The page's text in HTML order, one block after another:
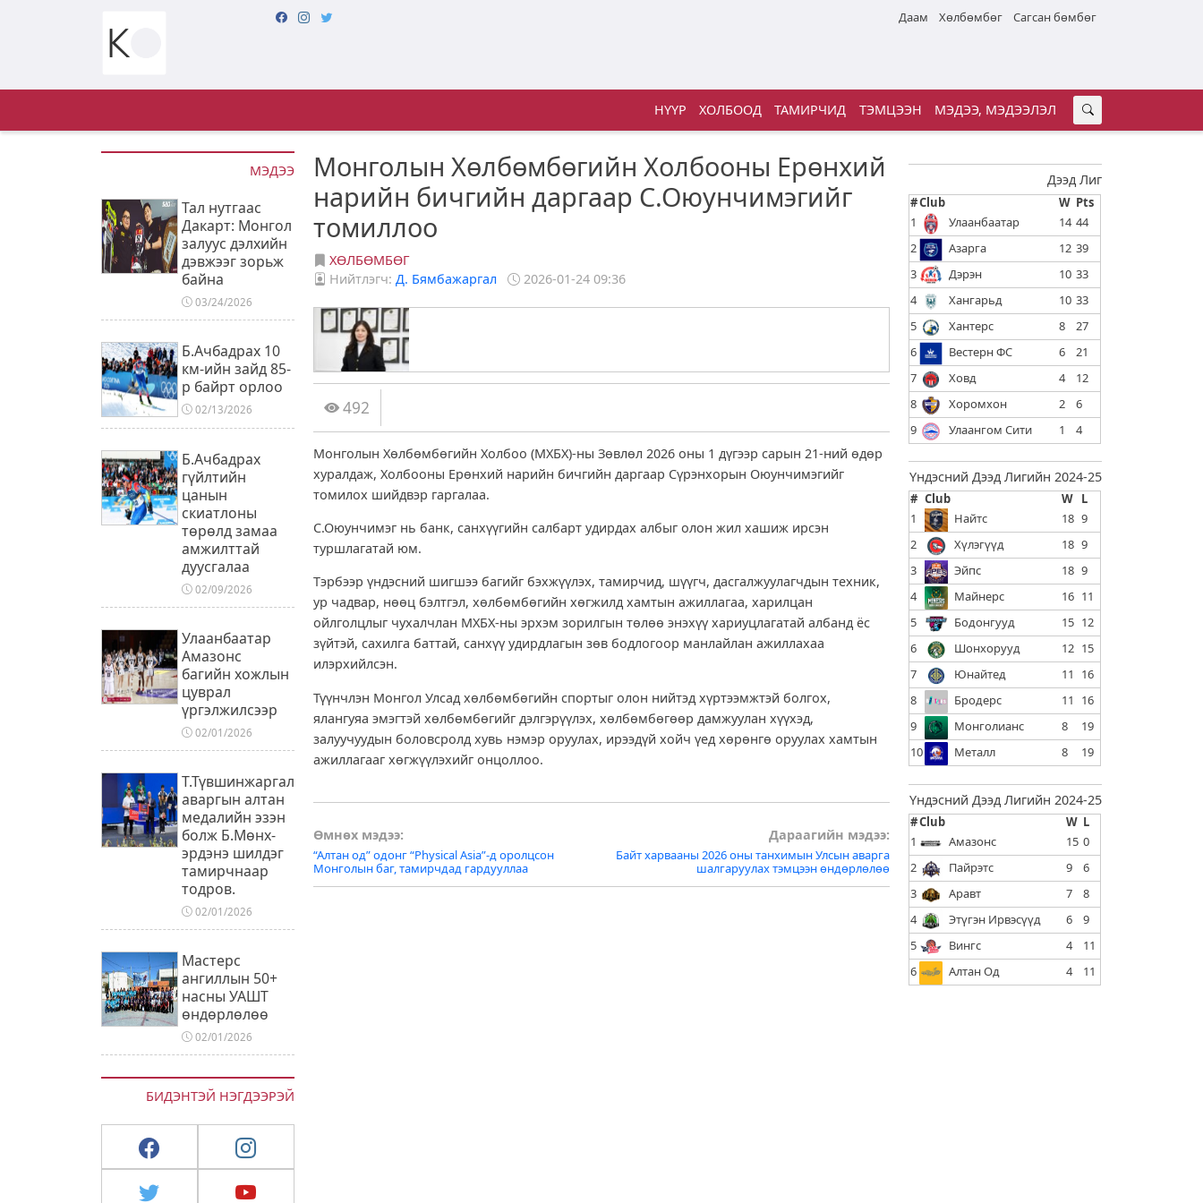
Даам Хөлбөмбөг Сагсан бөмбөг
НҮҮР ХОЛБООД ТАМИРЧИД ТЭМЦЭЭН МЭДЭЭ, МЭДЭЭЛЭЛ
МЭДЭЭ
Тал нутгаас
Дакарт: Монгол
залуус дэлхийн
дэвжээг зорьж
байна
03/24/2026
Б.Ачбадрах 10
км-ийн зайд 85-
р байрт орлоо
02/13/2026
Б.Ачбадрах
гүйлтийн
цанын
скиатлоны
төрөлд замаа
амжилттай
дуусгалаа
02/09/2026
Улаанбаатар
Амазонс
багийн хожлын
цуврал
үргэлжилсээр
02/01/2026
Т.Түвшинжаргал
аваргын алтан
медалийн эзэн
болж Б.Мөнх-
эрдэнэ шилдэг
тамирчнаар
тодров.
02/01/2026
Мастерс
ангиллын 50+
насны УАШТ
өндөрлөлөө
02/01/2026
БИДЭНТЭЙ НЭГДЭЭРЭЙ
Монголын Хөлбөмбөгийн Холбооны Ерөнхий
нарийн бичгийн даргаар С.Оюунчимэгийг
томиллоо
ХӨЛБӨМБӨГ
Нийтлэгч:Д. Бямбажаргал 2026-01-24 09:36
492
Монголын Хөлбөмбөгийн Холбоо (МХБХ)-ны Зөвлөл 2026 оны 1 дүгээр сарын 21-ний өдөр
хуралдаж, Холбооны Ерөнхий нарийн бичгийн даргаар Сүрэнхорын Оюунчимэгийг
томилох шийдвэр гаргалаа.
С.Оюунчимэг нь банк, санхүүгийн салбарт удирдах албыг олон жил хашиж ирсэн
туршлагатай юм.
Тэрбээр үндэсний шигшээ багийг бэхжүүлэх, тамирчид, шүүгч, дасгалжуулагчдын техник,
ур чадвар, нөөц бэлтгэл, хөлбөмбөгийн хөгжилд хамтын ажиллагаа, харилцан
ойлголцлыг чухалчлан МХБХ-ны эрхэм зорилгын төлөө энэхүү хариуцлагатай албанд ёс
зүйтэй, сахилга баттай, санхүү удирдлагын зөв бодлогоор манлайлан ажиллахаа
илэрхийлсэн.
Түүнчлэн Монгол Улсад хөлбөмбөгийн спортыг олон нийтэд хүртээмжтэй болгох,
ялангуяа эмэгтэй хөлбөмбөгийг дэлгэрүүлэх, хөлбөмбөгөөр дамжуулан хүүхэд,
залуучуудын боловсролд хувь нэмэр оруулах, ирээдүй хойч үед хөрөнгө оруулах хамтын
ажиллагааг хөгжүүлэхийг онцоллоо.
Post
navigation
Өмнөх мэдээ:
“Алтан од” одонг “Physical Asia”-д оролцсон
Монголын баг, тамирчдад гардууллаа
Дараагийн мэдээ:
Байт харвааны 2026 оны танхимын Улсын аварга
шалгаруулах тэмцээн өндөрлөлөө
Дээд Лиг
#Club W Pts
1
Улаанбаатар 14 44
2
Азарга 12 39
3
Дэрэн 10 33
4
Хангарьд 10 33
5
Хантерс 8
27
6
Вестерн ФС 6
21
7
Ховд 4
12
8
Хоромхон 2
6
9
Улаангом Сити 1 4
Үндэсний Дээд Лигийн 2024-25
# Club W L
1
Найтс 18 9
2
Хүлэгүүд 18 9
3
Эйпс 18 9
4
Майнерс 16 11
5
Бодонгууд 15 12
6
Шонхорууд 12 15
7
Юнайтед 11
16
8
Бродерс 11
16
9
Монголианс 8
19
10
Металл 8 19
Үндэсний Дээд Лигийн 2024-25
#Club W L
1
Амазонс 15 0
2
Пайрэтс 9
6
3
Аравт 7
8
4
Этүгэн Ирвэсүүд 6
9
5
Вингс 4
11
6
Алтан Од 4 11